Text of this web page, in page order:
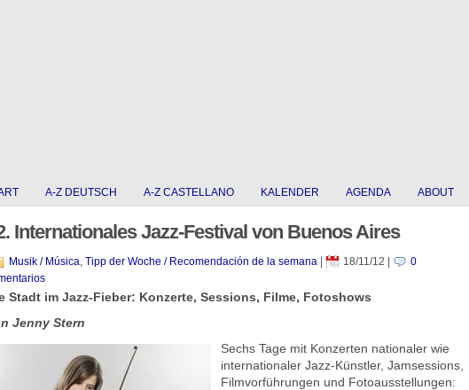
A-Z DEUTSCH A-Z CASTELLANO KALENDER AGENDA ABOUT
Internationales Jazz-Festival von Buenos Aires
Musik / Música, Tipp der Woche / Recomendación de la semana| 18/11/12
0
Stadt im Jazz-Fieber: Konzerte, Sessions, Filme, Fotoshows
Jenny Stern
Sechs Tage mit Konzerten nationaler wie
internationaler Jazz-Künstler, Jamsessions,
Filmvorführungen und Fotoausstellungen: